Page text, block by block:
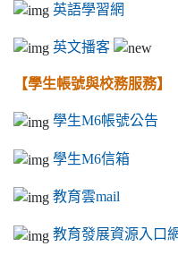
英語學習網
英文播客
【學生帳號與校務服務】
學生M6帳號公告
學生M6信箱
教育雲mail
教育發展資源入口